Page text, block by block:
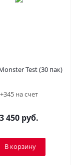
Test (30 пак)
+345 на счет
3 450руб.
В корзину